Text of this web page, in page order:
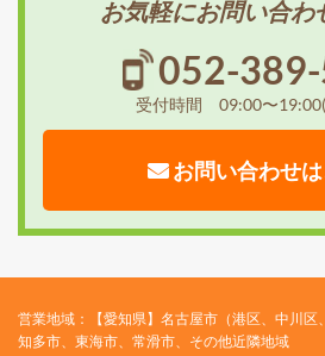
お気軽にお問い合わ
052-
受付時間 09:00〜
お問い合わせ
営業地域：【愛知県】名古屋市（港区、中川区
知多市、東海市、常滑市、その他近隣地域